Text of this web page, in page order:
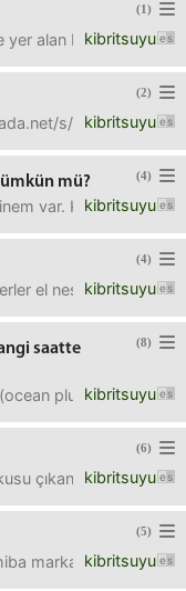
(1)
kibritsuyu
alan bilginin 10.
(2)
kibritsuyu
s/28/424-600/
(4)
mü?
kibritsuyu
var. Kahve
(4)
kibritsuyu
el nesiri diye
(8)
saatte
kibritsuyu
plus omega 3
(6)
kibritsuyu
çıkana kadar
(5)
kibritsuyu
marka bir